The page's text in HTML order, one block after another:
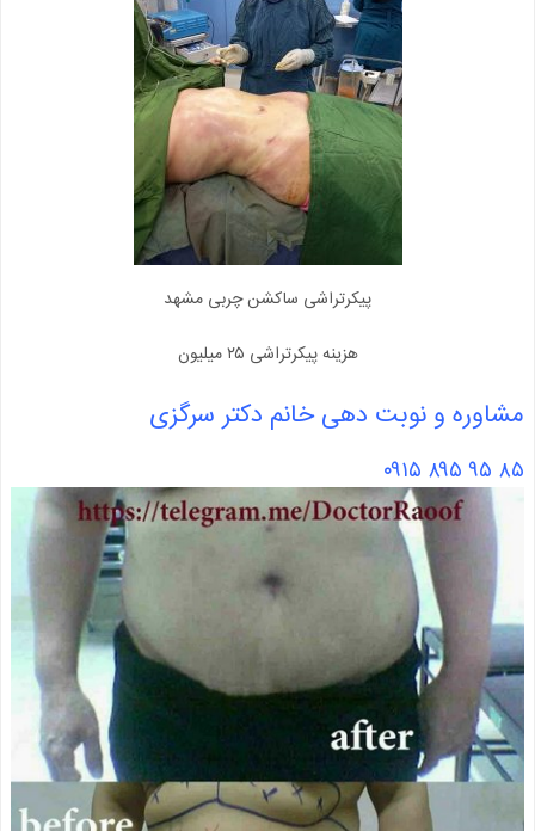
پیکرتراشی ساکشن چربی مشهد
هزینه پیکرتراشی ۲۵ میلیون
مشاوره و نوبت دهی خانم دکتر سرگزی
۸۵ ۹۵ ۸۹۵ ۰۹۱۵